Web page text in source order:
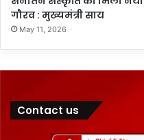
गौरव : मुख्यमंत्री साय
May 11, 2026
Contact us